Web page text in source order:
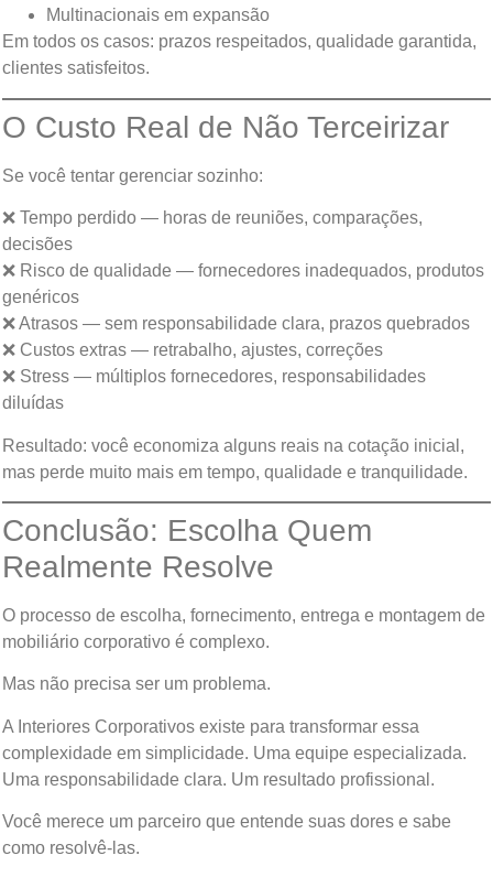
Multinacionais em expansão
Em todos os casos: prazos respeitados, qualidade garantida,
clientes satisfeitos.
O Custo Real de Não Terceirizar
Se você tentar gerenciar sozinho:
❌ Tempo perdido — horas de reuniões, comparações,
decisões
❌ Risco de qualidade — fornecedores inadequados, produtos
genéricos
❌ Atrasos — sem responsabilidade clara, prazos quebrados
❌ Custos extras — retrabalho, ajustes, correções
❌ Stress — múltiplos fornecedores, responsabilidades
diluídas
Resultado: você economiza alguns reais na cotação inicial,
mas perde muito mais em tempo, qualidade e tranquilidade.
Conclusão: Escolha Quem
Realmente Resolve
O processo de escolha, fornecimento, entrega e montagem de
mobiliário corporativo é complexo.
Mas não precisa ser um problema.
A Interiores Corporativos existe para transformar essa
complexidade em simplicidade. Uma equipe especializada.
Uma responsabilidade clara. Um resultado profissional.
Você merece um parceiro que entende suas dores e sabe
como resolvê-las.